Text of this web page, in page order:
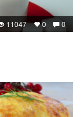
0
0
11047